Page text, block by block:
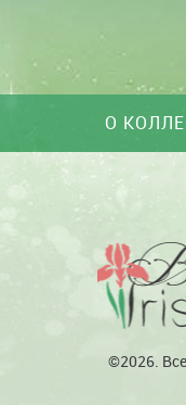
О
©2026.